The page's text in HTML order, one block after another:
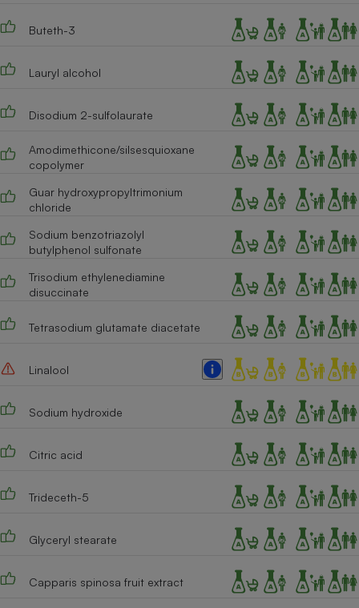
Buteth-3
Lauryl alcohol
Disodium 2-sulfolaurate
Amodimethicone/silsesquioxane
copolymer
Guar hydroxypropyltrimonium
chloride
Sodium benzotriazolyl
butylphenol sulfonate
Trisodium ethylenediamine
disuccinate
Tetrasodium glutamate diacetate
Linalool
Sodium hydroxide
Citric acid
Trideceth-5
Glyceryl stearate
Capparis spinosa fruit extract